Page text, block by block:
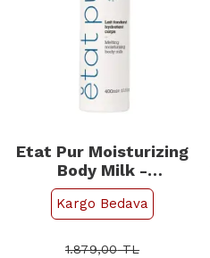
Etat Pur Moisturizing
Body Milk -
Nemlendirici Vücut
Sütü 400ml
Kargo Bedava
1.879,00TL